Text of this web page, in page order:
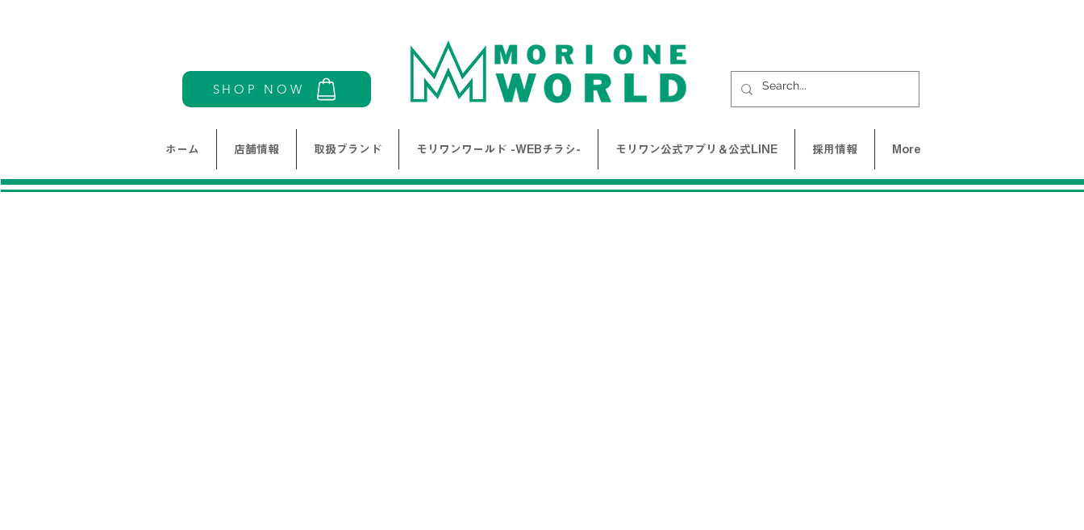
SHOP NOW
ホーム 店舗情報 取扱ブランド モリワンワールド -WEBチラシ- モリワン公式アプリ＆公式LINE 採用情報 More